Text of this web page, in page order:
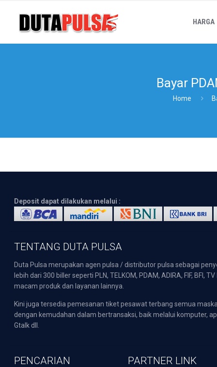
HARGA
Bayar
Home
Deposit dapat dilakukan melalui :
TENTANG DUTA PULSA
Duta Pulsa merupakan agen pulsa / distributor pulsa sebagai
lebih dari 300 biller seperti PLN, TELKOM, PDAM, ADIRA, FIF,
macam produk dan layanan lainnya.
Kini juga tersedia pemesanan tiket pesawat terbang semua
dengan kemudahan dalam bertransaksi, baik melalui komputer,
Gtalk dll.
PENCARIAN PARTNER LINK